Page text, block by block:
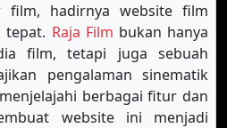
film, hadirnya website film
tepat. Raja Film bukan hanya
film, tetapi juga sebuah
pengalaman sinematik
berbagai fitur dan
website ini menjadi